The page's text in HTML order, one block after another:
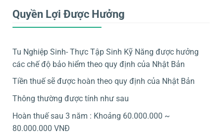
Quyền Lợi Được Hưởng
Tu Nghiệp Sinh- Thực Tập Sinh Kỹ Năng được hưởng
các chế độ bảo hiểm theo quy định của Nhật Bản
Tiền thuế sẽ được hoàn theo quy định của Nhật Bản
Thông thường được tính như sau
Hoàn thuế sau 3 năm : Khoảng 60.000.000 ~
80.000.000 VNĐ